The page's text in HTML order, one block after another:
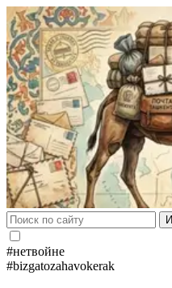
#нетвойне
#bizgatozahavokerak